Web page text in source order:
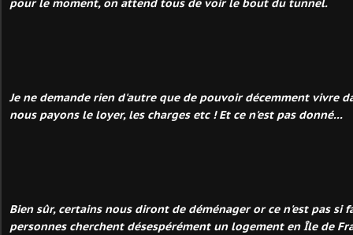
pour le moment, on attend tous de voir le bout du tunnel.
Je ne demande rien d'autre que de pouvoir décemment vivre
nous payons le loyer, les charges etc ! Et ce n'est pas donné...
Bien sûr, certains nous diront de déménager or ce n'est pas si
personnes cherchent désespérément un logement en Île de